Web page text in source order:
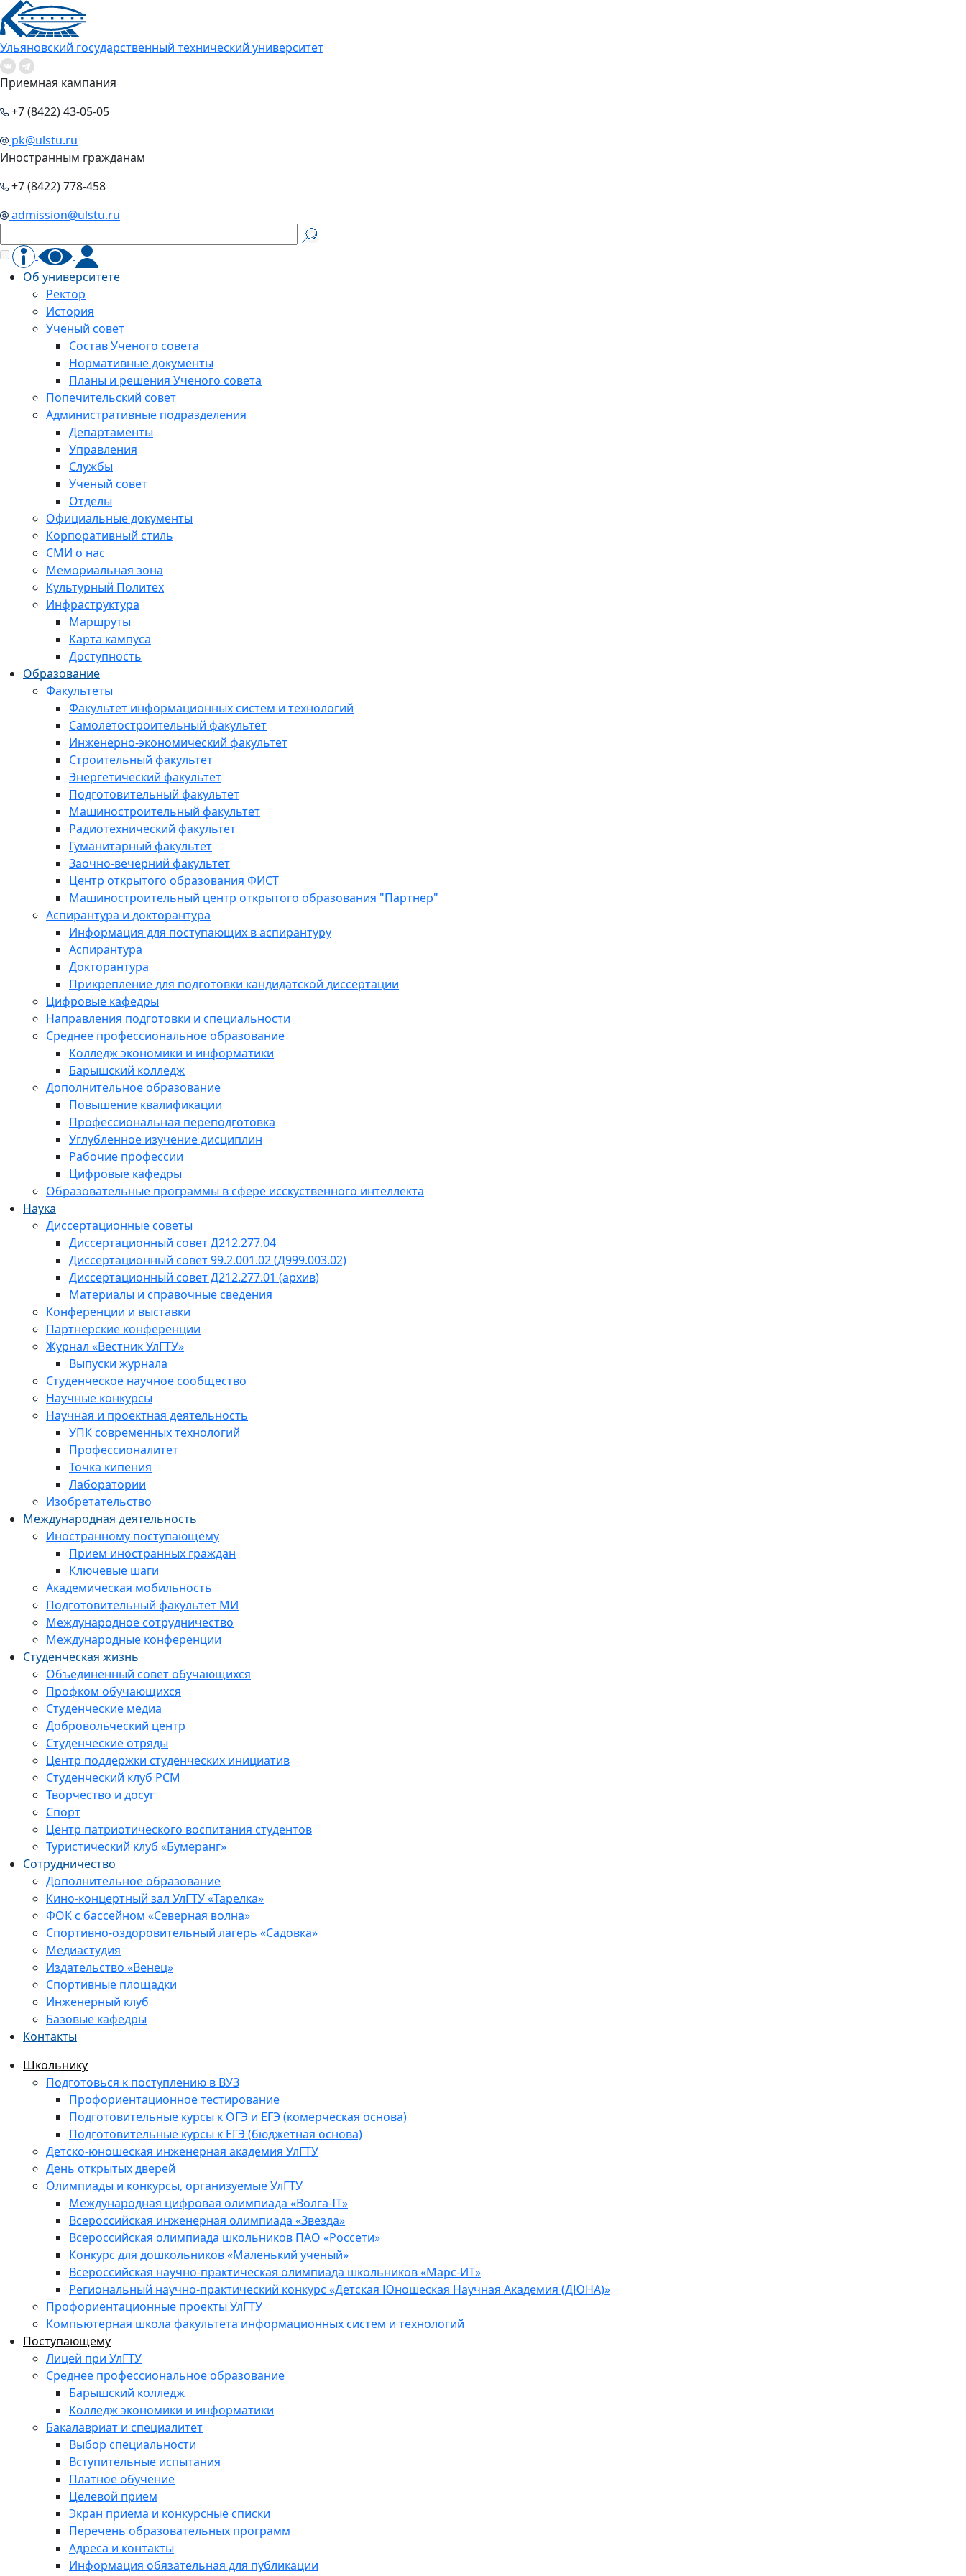
Ульяновский государственный технический университет
Приемная кампания
+7 (8422) 43-05-05
pk@ulstu.ru
Иностранным гражданам
+7 (8422) 778-458
admission@ulstu.ru
Об университете
Ректор
История
Ученый совет
Состав Ученого совета
Нормативные документы
Планы и решения Ученого совета
Попечительский совет
Административные подразделения
Департаменты
Управления
Службы
Ученый совет
Отделы
Официальные документы
Корпоративный стиль
СМИ о нас
Мемориальная зона
Культурный Политех
Инфраструктура
Маршруты
Карта кампуса
Доступность
Образование
Факультеты
Факультет информационных систем и технологий
Самолетостроительный факультет
Инженерно-экономический факультет
Строительный факультет
Энергетический факультет
Подготовительный факультет
Машиностроительный факультет
Радиотехнический факультет
Гуманитарный факультет
Заочно-вечерний факультет
Центр открытого образования ФИСТ
Машиностроительный центр открытого образования "Партнер"
Аспирантура и докторантура
Информация для поступающих в аспирантуру
Аспирантура
Докторантура
Прикрепление для подготовки кандидатской диссертации
Цифровые кафедры
Направления подготовки и специальности
Среднее профессиональное образование
Колледж экономики и информатики
Барышский колледж
Дополнительное образование
Повышение квалификации
Профессиональная переподготовка
Углубленное изучение дисциплин
Рабочие профессии
Цифровые кафедры
Образовательные программы в сфере исскуственного интеллекта
Наука
Диссертационные советы
Диссертационный совет Д212.277.04
Диссертационный совет 99.2.001.02 (Д999.003.02)
Диссертационный совет Д212.277.01 (архив)
Материалы и справочные сведения
Конференции и выставки
Партнёрские конференции
Журнал «Вестник УлГТУ»
Выпуски журнала
Студенческое научное сообщество
Научные конкурсы
Научная и проектная деятельность
УПК современных технологий
Профессионалитет
Точка кипения
Лаборатории
Изобретательство
Международная деятельность
Иностранному поступающему
Прием иностранных граждан
Ключевые шаги
Академическая мобильность
Подготовительный факультет МИ
Международное сотрудничество
Международные конференции
Студенческая жизнь
Объединенный совет обучающихся
Профком обучающихся
Студенческие медиа
Добровольческий центр
Студенческие отряды
Центр поддержки студенческих инициатив
Студенческий клуб РСМ
Творчество и досуг
Спорт
Центр патриотического воспитания студентов
Туристический клуб «Бумеранг»
Сотрудничество
Дополнительное образование
Кино-концертный зал УлГТУ «Тарелка»
ФОК с бассейном «Северная волна»
Спортивно-оздоровительный лагерь «Садовка»
Медиастудия
Издательство «Венец»
Спортивные площадки
Инженерный клуб
Базовые кафедры
Контакты
Школьнику
Подготовься к поступлению в ВУЗ
Профориентационное тестирование
Подготовительные курсы к ОГЭ и ЕГЭ (комерческая основа)
Подготовительные курсы к ЕГЭ (бюджетная основа)
Детско-юношеская инженерная академия УлГТУ
День открытых дверей
Олимпиады и конкурсы, организуемые УлГТУ
Международная цифровая олимпиада «Волга-IT»
Всероссийская инженерная олимпиада «Звезда»
Всероссийская олимпиада школьников ПАО «Россети»
Конкурс для дошкольников «Маленький ученый»
Всероссийская научно-практическая олимпиада школьников «Марс-ИТ»
Региональный научно-практический конкурс «Детская Юношеская Научная Академия (ДЮНА)»
Профориентационные проекты УлГТУ
Компьютерная школа факультета информационных систем и технологий
Поступающему
Лицей при УлГТУ
Среднее профессиональное образование
Барышский колледж
Колледж экономики и информатики
Бакалавриат и специалитет
Выбор специальности
Вступительные испытания
Платное обучение
Целевой прием
Экран приема и конкурсные списки
Перечень образовательных программ
Адреса и контакты
Информация обязательная для публикации